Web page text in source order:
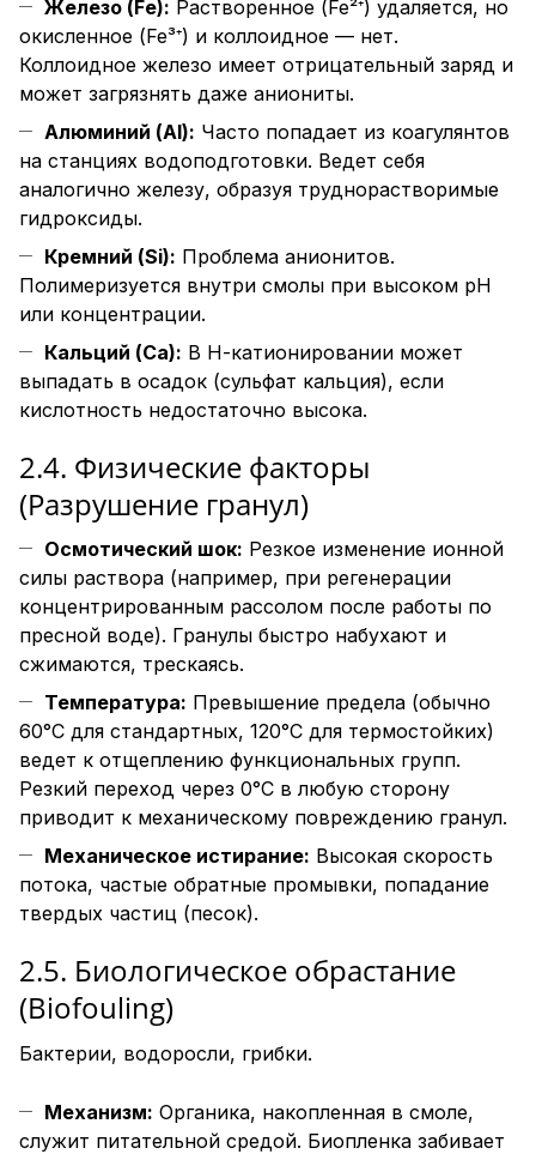
Железо (Fe): Растворенное (Fe²⁺) удаляется, но
окисленное (Fe³⁺) и коллоидное — нет.
Коллоидное железо имеет отрицательный заряд и
может загрязнять даже аниониты.
Алюминий (Al): Часто попадает из коагулянтов
на станциях водоподготовки. Ведет себя
аналогично железу, образуя труднорастворимые
гидроксиды.
Кремний (Si): Проблема анионитов.
Полимеризуется внутри смолы при высоком pH
или концентрации.
Кальций (Ca): В Н-катионировании может
выпадать в осадок (сульфат кальция), если
кислотность недостаточно высока.
2.4. Физические факторы
(Разрушение гранул)
Осмотический шок: Резкое изменение ионной
силы раствора (например, при регенерации
концентрированным рассолом после работы по
пресной воде). Гранулы быстро набухают и
сжимаются, трескаясь.
Температура: Превышение предела (обычно
60°C для стандартных, 120°C для термостойких)
ведет к отщеплению функциональных групп.
Резкий переход через 0°C в любую сторону
приводит к механическому повреждению гранул.
Механическое истирание: Высокая скорость
потока, частые обратные промывки, попадание
твердых частиц (песок).
2.5. Биологическое обрастание
(Biofouling)
Бактерии, водоросли, грибки.
Механизм: Органика, накопленная в смоле,
служит питательной средой. Биопленка забивает